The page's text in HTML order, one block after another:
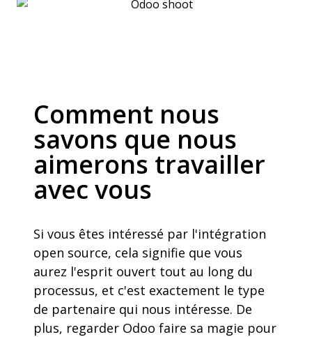
Comment nous
savons que nous
aimerons travailler
avec vous
Si vous êtes intéressé par l'intégration
open source, cela signifie que vous
aurez l'esprit ouvert tout au long du
processus, et c'est exactement le type
de partenaire qui nous intéresse. De
plus, regarder Odoo faire sa magie pour